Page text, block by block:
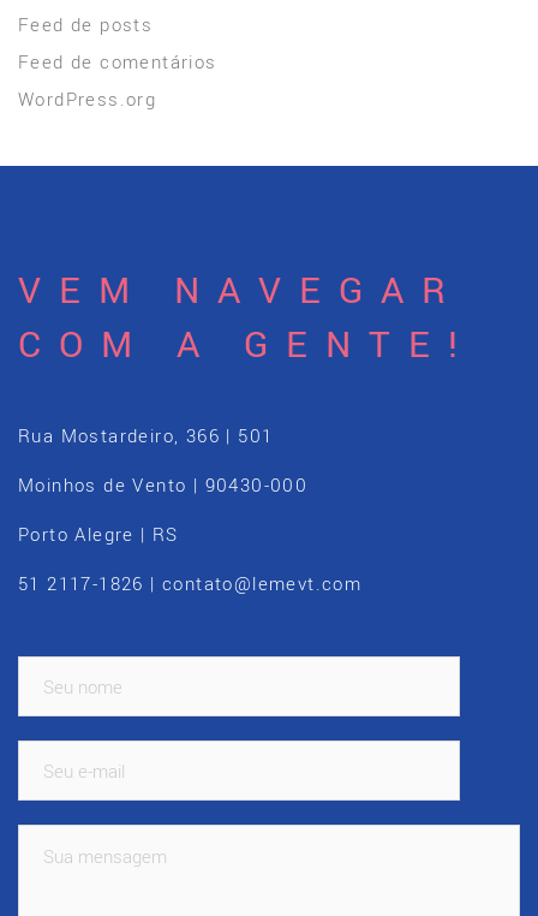
Feed de posts
Feed de comentários
WordPress.org
VEM NAVEGAR
COM A GENTE!
Rua Mostardeiro, 366 | 501
Moinhos de Vento | 90430-000
Porto Alegre | RS
51 2117-1826 | contato@lemevt.com